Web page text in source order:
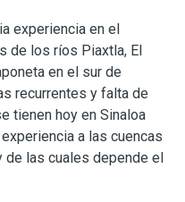
experiencia en el
de los ríos Piaxtla, El
en el sur de
recurrentes y falta de
tienen hoy en Sinaloa
a las cuencas
de las cuales depende el